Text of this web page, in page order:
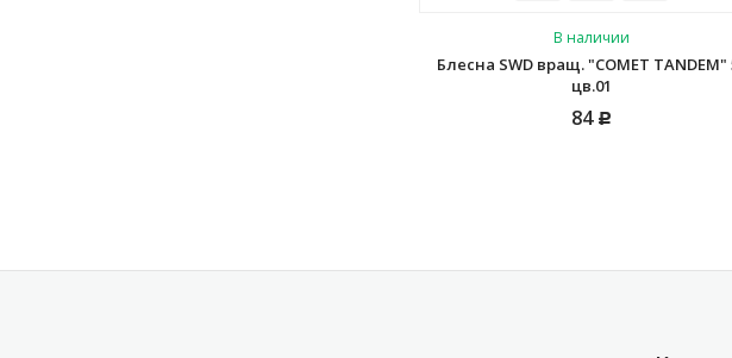
В наличии
Блесна SWD вращ. "COMET TANDEM"
цв.01
84 Р